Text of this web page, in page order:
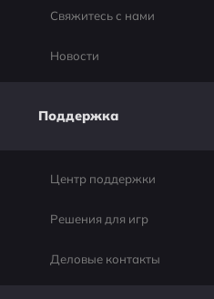
Свяжитесь с нами
Новости
Поддержка
Центр поддержки
Решения для игр
Деловые контакты